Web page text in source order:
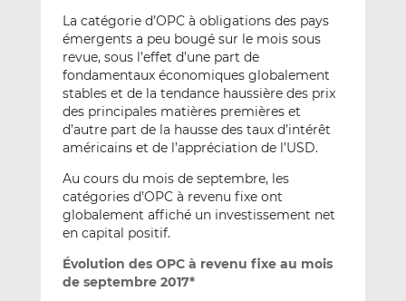
La catégorie d’OPC à obligations des pays
émergents a peu bougé sur le mois sous
revue, sous l’effet d’une part de
fondamentaux économiques globalement
stables et de la tendance haussière des prix
des principales matières premières et
d’autre part de la hausse des taux d’intérêt
américains et de l’appréciation de l’USD.
Au cours du mois de septembre, les
catégories d’OPC à revenu fixe ont
globalement affiché un investissement net
en capital positif.
Évolution des OPC à revenu fixe au mois
de septembre 2017*